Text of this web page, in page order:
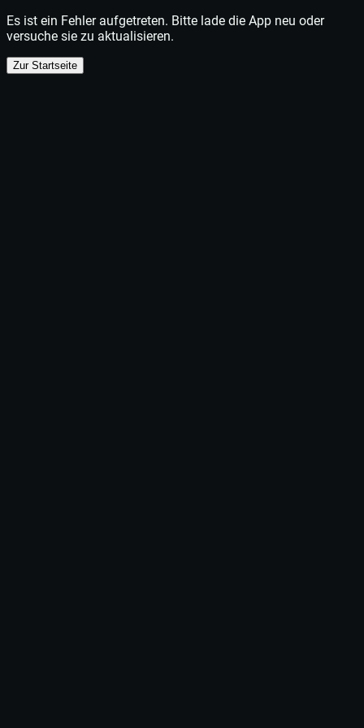
Es ist ein Fehler aufgetreten. Bitte lade die App neu oder
versuche sie zu aktualisieren.
Zur Startseite